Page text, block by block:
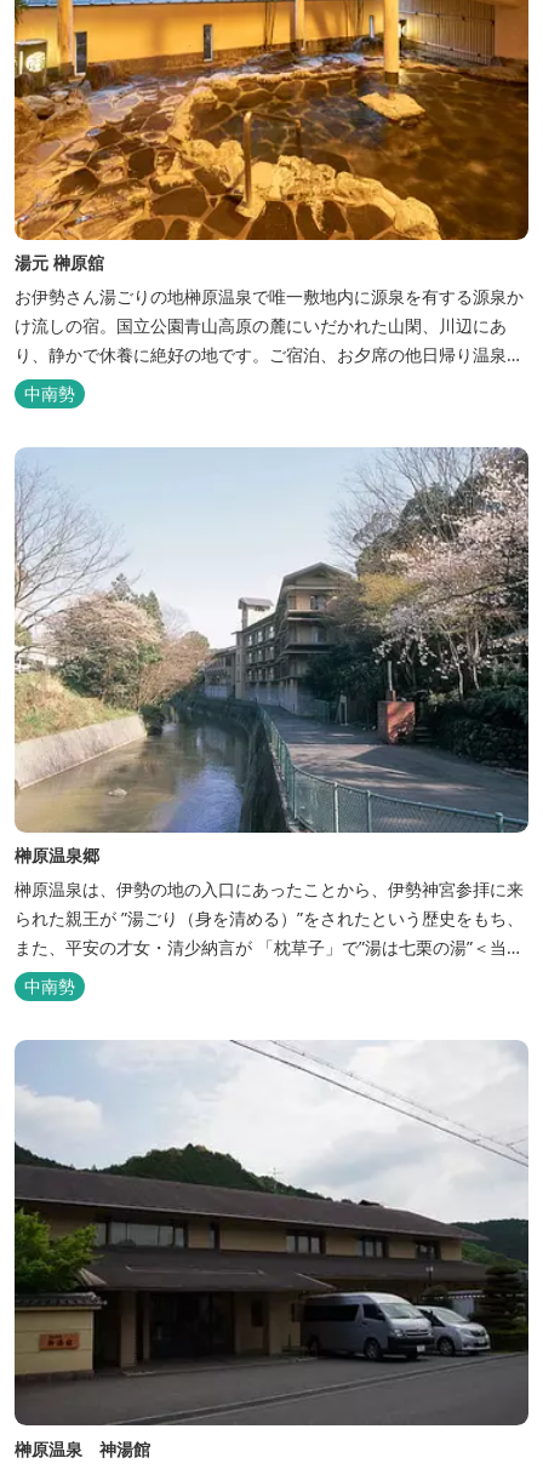
湯元 榊原舘
お伊勢さん湯ごりの地榊原温泉で唯一敷地内に源泉を有する源泉か
け流しの宿。国立公園青山高原の麓にいだかれた山閑、川辺にあ
り、静かで休養に絶好の地です。ご宿泊、お夕席の他日帰り温泉も
楽しめます。お料理にも温泉を用いた温泉野菜蒸しの他美と健康を
テーマとしたふるさと会席をご用意しています。
中南勢
榊原温泉郷
榊原温泉は、伊勢の地の入口にあったことから、伊勢神宮参拝に来
られた親王が ”湯ごり（身を清める）”をされたという歴史をもち、
また、平安の才女・清少納言が 「枕草子」で”湯は七栗の湯”＜当時
の呼び名＞と称えており、 出雲の神を温泉の守り神として祀ってい
ることもあって、恋の和歌も多く残っています。 このように、宮中
や神宮にゆかりも深く、つるつるスベスベの肌ざわりの良い泉質は
中南勢
榊原温泉 神湯館